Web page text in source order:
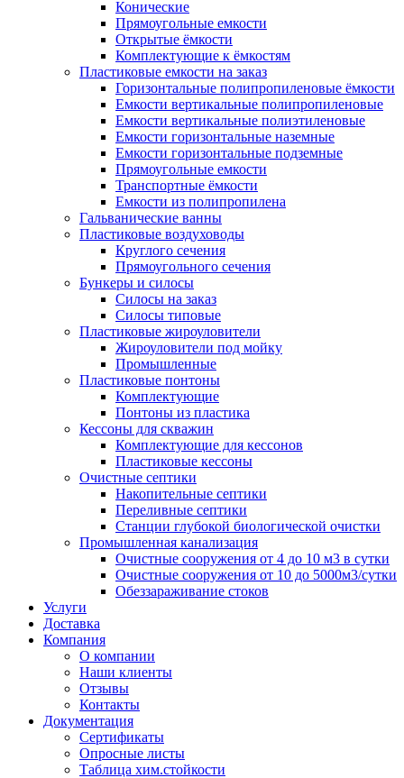
Конические
Прямоугольные емкости
Открытые ёмкости
Комплектующие к ёмкостям
Пластиковые емкости на заказ
Горизонтальные полипропиленовые ёмкости
Емкости вертикальные полипропиленовые
Емкости вертикальные полиэтиленовые
Емкости горизонтальные наземные
Емкости горизонтальные подземные
Прямоугольные емкости
Транспортные ёмкости
Емкости из полипропилена
Гальванические ванны
Пластиковые воздуховоды
Круглого сечения
Прямоугольного сечения
Бункеры и силосы
Силосы на заказ
Силосы типовые
Пластиковые жироуловители
Жироуловители под мойку
Промышленные
Пластиковые понтоны
Комплектующие
Понтоны из пластика
Кессоны для скважин
Комплектующие для кессонов
Пластиковые кессоны
Очистные септики
Накопительные септики
Переливные септики
Станции глубокой биологической очистки
Промышленная канализация
Очистные сооружения от 4 до 10 м3 в сутки
Очистные сооружения от 10 до 5000м3/сутки
Обеззараживание стоков
Услуги
Доставка
Компания
О компании
Наши клиенты
Отзывы
Контакты
Документация
Сертификаты
Опросные листы
Таблица хим.стойкости